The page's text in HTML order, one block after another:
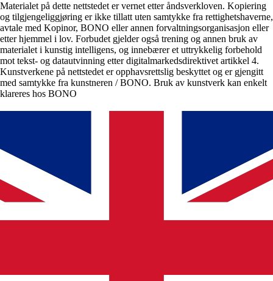
Materialet på dette nettstedet er vernet etter åndsverkloven. Kopiering
og tilgjengeliggjøring er ikke tillatt uten samtykke fra rettighetshaverne,
avtale med Kopinor, BONO eller annen forvaltningsorganisasjon eller
etter hjemmel i lov. Forbudet gjelder også trening og annen bruk av
materialet i kunstig intelligens, og innebærer et uttrykkelig forbehold
mot tekst- og datautvinning etter digitalmarkedsdirektivet artikkel 4.
Kunstverkene på nettstedet er opphavsrettslig beskyttet og er gjengitt
med samtykke fra kunstneren / BONO. Bruk av kunstverk kan enkelt
klareres hos BONO